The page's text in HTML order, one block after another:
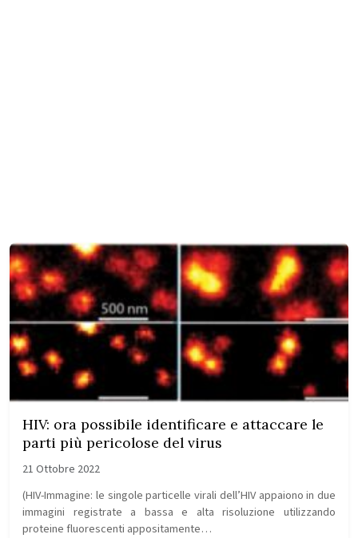
HIV: ora possibile identificare e attaccare le
parti più pericolose del virus
21 Ottobre 2022
(HIV-Immagine: le singole particelle virali dell’HIV appaiono in due
immagini registrate a bassa e alta risoluzione utilizzando
proteine ​​fluorescenti appositamente…